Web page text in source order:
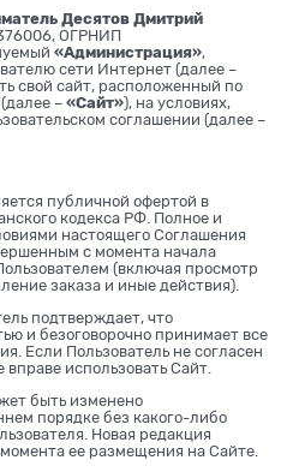
Десятов Дмитрий
ОГРНИП
«Администрация»,
сети Интернет (далее –
свой сайт, расположенный по
(далее – «Сайт»), на условиях,
соглашении (далее –
публичной офертой в
кодекса РФ. Полное и
настоящего Соглашения
с момента начала
(включая просмотр
заказа и иные действия).
подтверждает, что
и безоговорочно принимает все
Если Пользователь не согласен
использовать Сайт.
быть изменено
порядке без какого-либо
Новая редакция
ее размещения на Сайте.